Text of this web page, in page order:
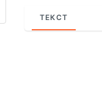
ТЕКСТ